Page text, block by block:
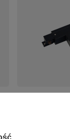
CTLS POWER L